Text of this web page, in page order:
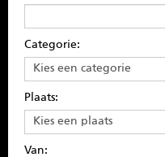
Categorie:
Plaats:
Van: